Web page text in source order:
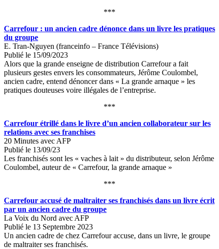
***
Carrefour : un ancien cadre dénonce dans un livre les pratiques
du groupe
E. Tran-Nguyen (franceinfo – France Télévisions)
Publié le 15/09/2023
Alors que la grande enseigne de distribution Carrefour a fait
plusieurs gestes envers les consommateurs, Jérôme Coulombel,
ancien cadre, entend dénoncer dans « La grande arnaque » les
pratiques douteuses voire illégales de l’entreprise.
***
Carrefour étrillé dans le livre d’un ancien collaborateur sur les
relations avec ses franchises
20 Minutes avec AFP
Publié le 13/09/23
Les franchisés sont les « vaches à lait » du distributeur, selon Jérôme
Coulombel, auteur de « Carrefour, la grande arnaque »
***
Carrefour accusé de maltraiter ses franchisés dans un livre écrit
par un ancien cadre du groupe
La Voix du Nord avec AFP
Publié le 13 Septembre 2023
Un ancien cadre de chez Carrefour accuse, dans un livre, le groupe
de maltraiter ses franchisés.